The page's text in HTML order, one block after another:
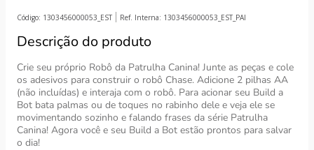
Código: 1303456000053_EST Ref. Interna: 1303456000053_EST_PAI
Descrição do produto
Crie seu próprio Robô da Patrulha Canina! Junte as peças e cole
os adesivos para construir o robô Chase. Adicione 2 pilhas AA
(não incluídas) e interaja com o robô. Para acionar seu Build a
Bot bata palmas ou de toques no rabinho dele e veja ele se
movimentando sozinho e falando frases da série Patrulha
Canina! Agora você e seu Build a Bot estão prontos para salvar
o dia!